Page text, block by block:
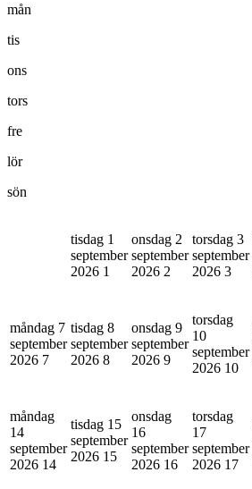
mån
tis
ons
tors
fre
lör
sön
tisdag 1
september
2026 1
onsdag 2
september
2026 2
torsdag 3
september
2026 3
måndag 7
september
2026 7
tisdag 8
september
2026 8
onsdag 9
september
2026 9
torsdag
10
september
2026 10
måndag
14
september
2026 14
tisdag 15
september
2026 15
onsdag
16
september
2026 16
torsdag
17
september
2026 17